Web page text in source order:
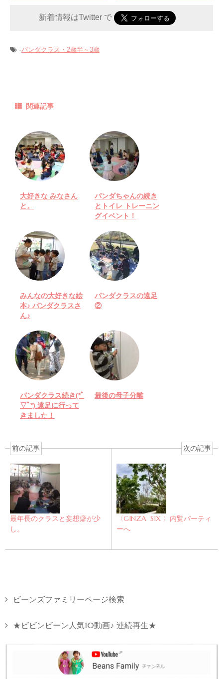
新着情報はTwitter で
-パンダクラス・2歳半～3歳
関連記事
大好きな みなさん
と。
パンダちゃんの続き
とトイレ トレーニン
グイベント！
みんなの大好きな絵
本♪ パンダクラスさ
ん♪
パンダクラスの遠足
②
パンダクラス続き(*ﾟ
▽ﾟ*) 遠足に行って
きました！
最後の母子分離
前の記事
最年長のクラスと妄想癖が少
し。
次の記事
〈GINZA SIX 〉内覧パーティ
ーへ
ビーンズファミリーページ検索
★ビビンビーン人気10動画♪ 連続再生★